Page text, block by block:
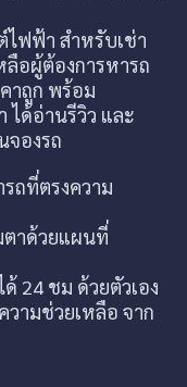
ฟฟ้า สำหรับเช่า
ลือผู้ต้องการหารถ
าถูก พร้อม
ได้อ่านรีวิว และ
จองรถ
ถที่ตรงความ
ตาด้วยแผนที่
24 ชม ด้วยตัวเอง
ามช่วยเหลือ จาก